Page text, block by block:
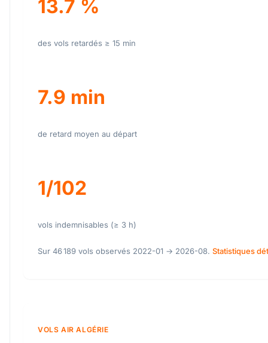
13.7 %
des vols retardés ≥ 15 min
7.9 min
de retard moyen au départ
1/102
vols indemnisables (≥ 3 h)
Sur 46 189 vols observés 2022-01 → 2026-08. Statistiques
VOLS AIR ALGÉRIE